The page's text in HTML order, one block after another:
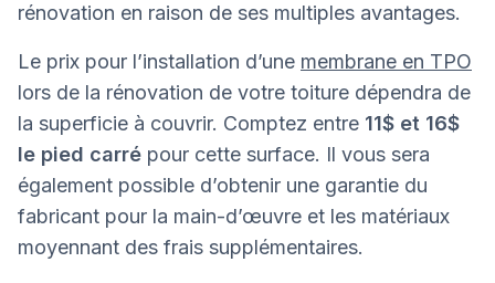
rénovation en raison de ses multiples avantages.
Le prix pour l’installation d’une membrane en TPO
lors de la rénovation de votre toiture dépendra de
la superficie à couvrir. Comptez entre 11$ et 16$
le pied carré pour cette surface. Il vous sera
également possible d’obtenir une garantie du
fabricant pour la main-d’œuvre et les matériaux
moyennant des frais supplémentaires.